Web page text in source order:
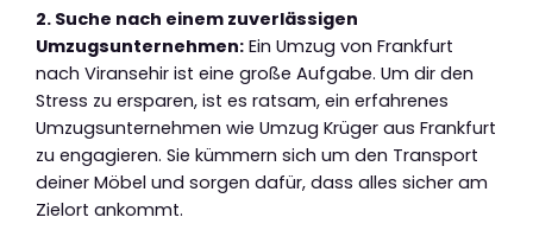
2. Suche nach einem zuverlässigen
Umzugsunternehmen: Ein Umzug von Frankfurt
nach Viransehir ist eine große Aufgabe. Um dir den
Stress zu ersparen, ist es ratsam, ein erfahrenes
Umzugsunternehmen wie Umzug Krüger aus Frankfurt
zu engagieren. Sie kümmern sich um den Transport
deiner Möbel und sorgen dafür, dass alles sicher am
Zielort ankommt.